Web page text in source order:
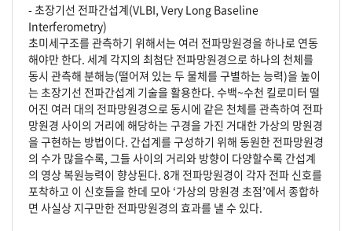
- 초장기선 전파간섭계(VLBI, Very Long Baseline
Interferometry)
초미세구조를 관측하기 위해서는 여러 전파망원경을 하나로 연동
해야만 한다. 세계 각지의 최첨단 전파망원경으로 하나의 천체를
동시 관측해 분해능(떨어져 있는 두 물체를 구별하는 능력)을 높이
는 초장기선 전파간섭계 기술을 활용한다. 수백~수천 킬로미터 떨
어진 여러 대의 전파망원경으로 동시에 같은 천체를 관측하여 전파
망원경 사이의 거리에 해당하는 구경을 가진 거대한 가상의 망원경
을 구현하는 방법이다. 간섭계를 구성하기 위해 동원한 전파망원경
의 수가 많을수록, 그들 사이의 거리와 방향이 다양할수록 간섭계
의 영상 복원능력이 향상된다. 8개 전파망원경이 각자 전파 신호를
포착하고 이 신호들을 한데 모아 ‘가상의 망원경 초점’에서 종합하
면 사실상 지구만한 전파망원경의 효과를 낼 수 있다.